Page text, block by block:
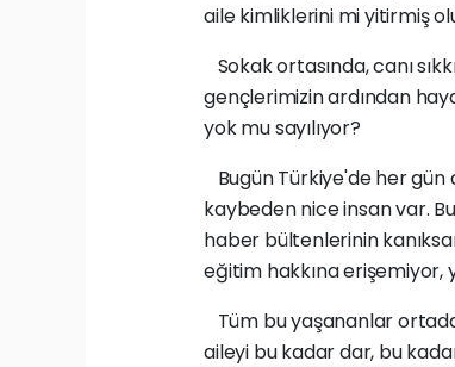
aile kimliklerini mi yitirmiş
Sokak ortasında, canı
gençlerimizin ardından
yok mu sayılıyor?
Bugün Türkiye'de her gün
kaybeden nice insan var.
haber bültenlerinin
eğitim hakkına erişemiyor,
Tüm bu yaşananlar
aileyi bu kadar dar, bu